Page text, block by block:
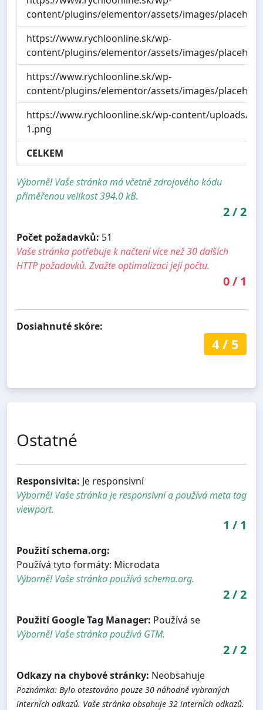
content/plugins/elementor/assets/images/
https://www.rychloonline.sk/wp-
content/plugins/elementor/assets/images/
https://www.rychloonline.sk/wp-
content/plugins/elementor/assets/images/
https://www.rychloonline.sk/wp-content/uploads/
1.png
CELKEM
Výborně! Vaše stránka má včetně zdrojového kódu
přiměřenou velikost 394.0 kB.
2/2
Počet požadavků: 51
Vaše stránka potřebuje k načtení více než 30 dalších
HTTP požadavků. Zvažte optimalizaci její počtu.
0/ 1
Dosiahnuté skóre:
4/ 5
Ostatné
Responsivita: Je responsivní
Výborně! Vaše stránka je responsivní a používá meta tag
viewport.
1 / 1
Použití schema.org:
Používá tyto formáty: Microdata
Výborně! Vaše stránka používá schema.org.
2/2
Použití Google Tag Manager: Používá se
Výborně! Vaše stránka používá GTM.
2/2
Odkazy na chybové stránky: Neobsahuje
Poznámka: Bylo otestováno pouze 30 náhodně vybraných
interních odkazů. Vaše stránka obsahuje 32 interních odkazů.